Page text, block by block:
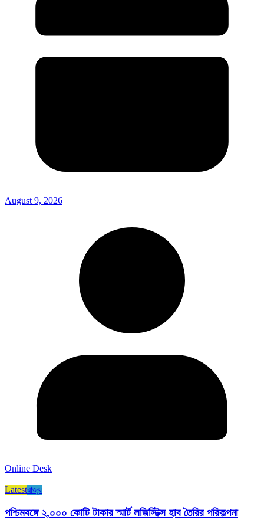
August 9, 2026
Online Desk
Latestরাজ্য​
পশ্চিমবঙ্গে ২,০০০ কোটি টাকার স্মার্ট লজিস্টিক্স হাব তৈরির পরিকল্পনা